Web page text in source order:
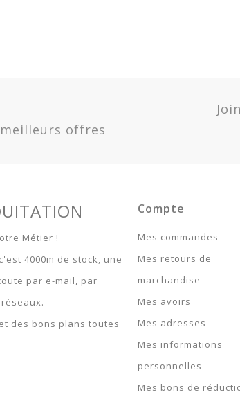
Article Garantie
/ 6.9 -
meilleurs offres
Métier !
4000m de stock, une
par e-mail, par
des bons plans toutes
Compte
Mes commandes
Mes retours de
marchandise
Mes avoirs
Mes adresses
Mes informations
personnelles
Mes bons de